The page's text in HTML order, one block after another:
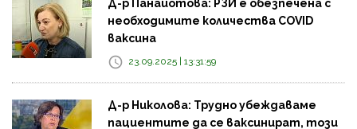
Д-р Панайотова: РЗИ е обезпечена с
необходимите количества COVID
ваксина
23.09.2025 | 13:31:59
Д-р Николова: Трудно убеждаваме
пациентите да се ваксинират, този